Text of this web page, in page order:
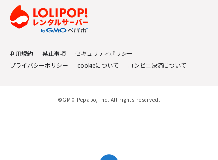
利用規約 禁止事項
セキュリティポリシー
プライバシーポリシー
cookieについて コンビニ決済について
©GMO Pepabo, Inc. All rights reserved.